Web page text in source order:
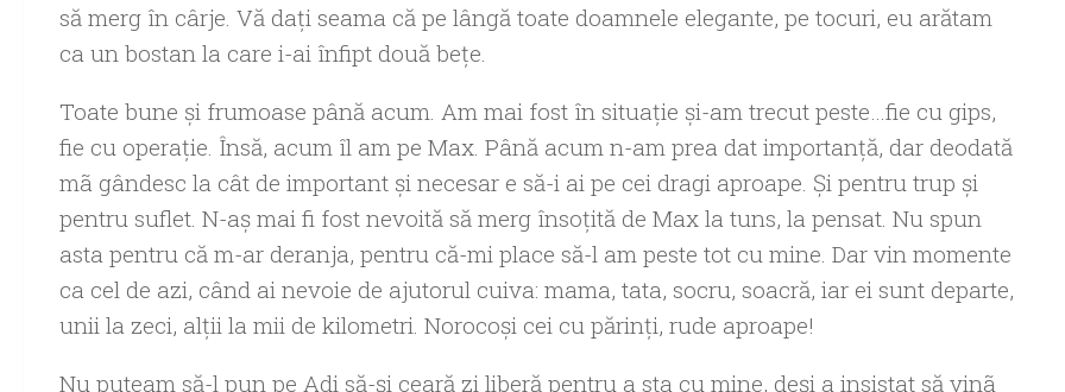
să merg în cârje. Vă daţi seama că pe lângă toate doamnele elegante, pe tocuri, eu arătam
ca un bostan la care i-ai înfipt două beţe.
Toate bune și frumoase până acum. Am mai fost în situație și-am trecut peste…fie cu gips,
fie cu operație. Însă, acum îl am pe Max. Până acum n-am prea dat importanță, dar deodată
mã gândesc la cât de important și necesar e să-i ai pe cei dragi aproape. Și pentru trup și
pentru suflet. N-aș mai fi fost nevoită să merg însoțită de Max la tuns, la pensat. Nu spun
asta pentru că m-ar deranja, pentru că-mi place să-l am peste tot cu mine. Dar vin momente
ca cel de azi, când ai nevoie de ajutorul cuiva: mama, tata, socru, soacră, iar ei sunt departe,
unii la zeci, alții la mii de kilometri. Norocoși cei cu părinți, rude aproape!
Nu puteam să-l pun pe Adi să-și ceară zi liberă pentru a sta cu mine, deși a insistat să vinã